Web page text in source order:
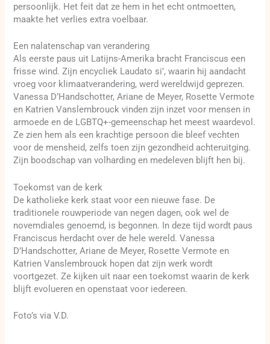
persoonlijk. Het feit dat ze hem in het echt ontmoetten,
maakte het verlies extra voelbaar.
Een nalatenschap van verandering
Als eerste paus uit Latijns-Amerika bracht Franciscus een
frisse wind. Zijn encycliek Laudato si’, waarin hij aandacht
vroeg voor klimaatverandering, werd wereldwijd geprezen.
Vanessa D’Handschotter, Ariane de Meyer, Rosette Vermote
en Katrien Vanslembrouck vinden zijn inzet voor mensen in
armoede en de LGBTQ+-gemeenschap het meest waardevol.
Ze zien hem als een krachtige persoon die bleef vechten
voor de mensheid, zelfs toen zijn gezondheid achteruitging.
Zijn boodschap van volharding en medeleven blijft hen bij.
Toekomst van de kerk
De katholieke kerk staat voor een nieuwe fase. De
traditionele rouwperiode van negen dagen, ook wel de
novemdiales genoemd, is begonnen. In deze tijd wordt paus
Franciscus herdacht over de hele wereld. Vanessa
D’Handschotter, Ariane de Meyer, Rosette Vermote en
Katrien Vanslembrouck hopen dat zijn werk wordt
voortgezet. Ze kijken uit naar een toekomst waarin de kerk
blijft evolueren en openstaat voor iedereen.
Foto’s via V.D.